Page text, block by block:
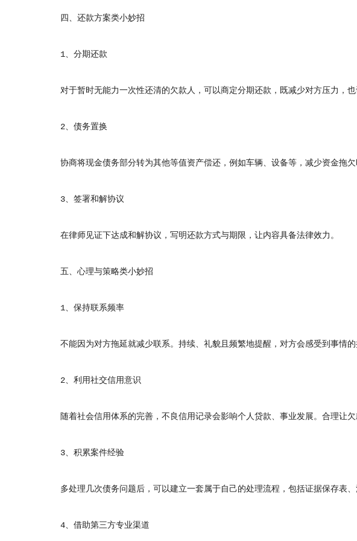
四、还款方案类小妙招
1、分期还款
对于暂时无能力一次性还清的欠款人，可以商定分期还款，既减少对方压力，也
2、债务置换
协商将现金债务部分转为其他等值资产偿还，例如车辆、设备等，减少资金拖欠
3、签署和解协议
在律师见证下达成和解协议，写明还款方式与期限，让内容具备法律效力。
五、心理与策略类小妙招
1、保持联系频率
不能因为对方拖延就减少联系。持续、礼貌且频繁地提醒，对方会感受到事情的
2、利用社交信用意识
随着社会信用体系的完善，不良信用记录会影响个人贷款、事业发展。合理让欠
3、积累案件经验
多处理几次债务问题后，可以建立一套属于自己的处理流程，包括证据保存表、
4、借助第三方专业渠道